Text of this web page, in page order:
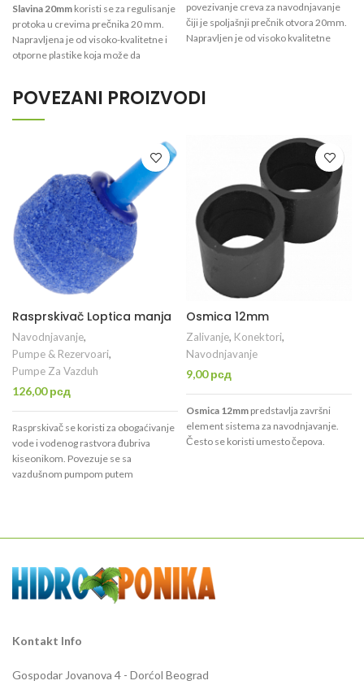
Slavina 20mm koristi se za regulisanje
protoka u crevima prečnika 20 mm.
Napravljena je od visoko-kvalitetne i
otporne plastike koja može da
povezivanje creva za navodnjavanje
čiji je spoljašnji prečnik otvora 20mm.
Napravljen je od visoko kvalitetne
POVEZANI PROIZVODI
Rasprskivač Loptica manja
Navodnjavanje,
Pumpe & Rezervoari,
Pumpe Za Vazduh
126,00рсд
Rasprskivač se koristi za obogaćivanje
vode i vodenog rastvora đubriva
kiseonikom. Povezuje se sa
vazdušnom pumpom putem
Osmica 12mm
Zalivanje, Konektori,
Navodnjavanje
9,00рсд
Osmica 12mm predstavlja završni
element sistema za navodnjavanje.
Često se koristi umesto čepova.
Kontakt Info
Gospodar Jovanova 4 - Dorćol Beograd